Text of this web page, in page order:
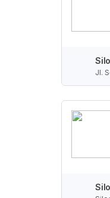
Jl.